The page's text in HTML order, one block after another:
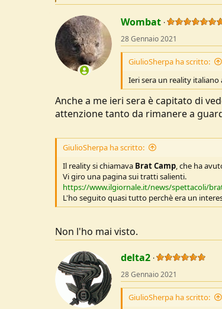
c
t
i
o
n
s
Wombat
28 Gennaio 2021
GiulioSherpa ha scritto:
Ieri sera un reality italiano
Anche a me ieri sera è capitato di
attenzione tanto da rimanere a
GiulioSherpa ha scritto:
Il reality si chiamava Brat Camp , che ha
Vi giro una pagina sui tratti salienti.
https://www.ilgiornale.it/news/spettacoli/
L'ho seguito quasi tutto perchè era un
Non l'ho mai visto.
delta2
28 Gennaio 2021
GiulioSherpa ha scritto: